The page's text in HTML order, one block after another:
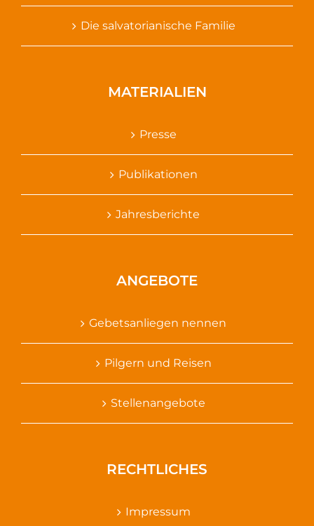
Die salvatorianische Familie
MATERIALIEN
Presse
Publikationen
Jahresberichte
ANGEBOTE
Gebetsanliegen nennen
Pilgern und Reisen
Stellenangebote
RECHTLICHES
Impressum